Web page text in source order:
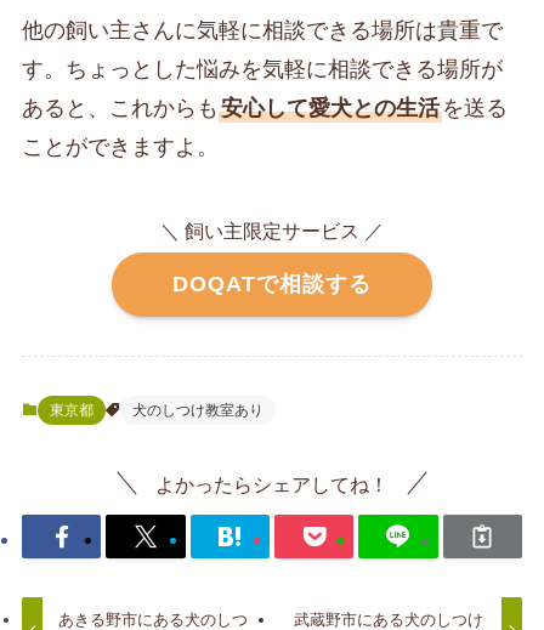
他の飼い主さんに気軽に相談できる場所は貴重で
す。ちょっとした悩みを気軽に相談できる場所が
あると、これからも 安心して愛犬との生活を送る
ことができますよ。
＼ 飼い主限定サービス ／
DOQATで相談する
東京都 犬のしつけ教室あり
よかったらシェアしてね！
あきる野市にある犬のしつ
武蔵野市にある犬のしつけ